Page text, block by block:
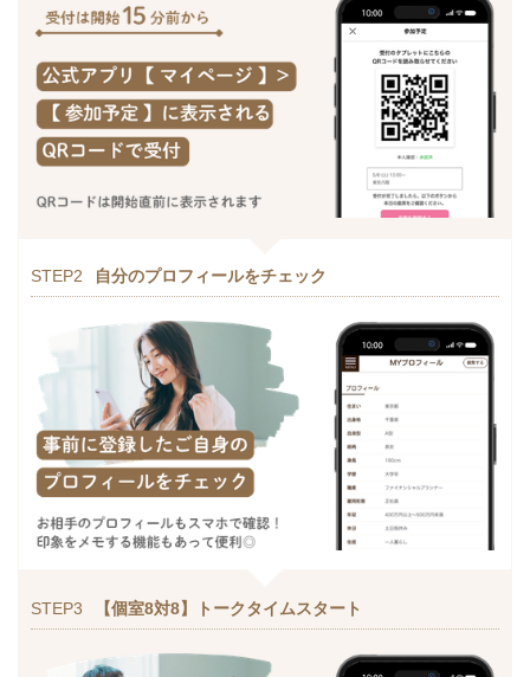
STEP2 自分のプロフィールをチェック
STEP3 【個室8対8】トークタイムスタート